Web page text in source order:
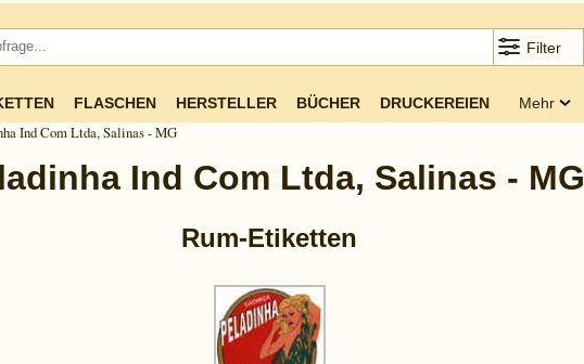
Filter
FLASCHEN HERSTELLER BÜCHER DRUCKEREIEN Mehr
Ind Com Ltda, Salinas - MG
Ind Com Ltda, Salinas - MG
Rum-Etiketten